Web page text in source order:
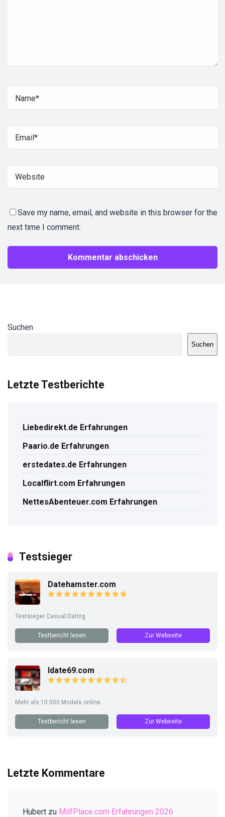
Save my name, email, and website in this browser for the
next time I comment.
Suchen
Suchen
Letzte Testberichte
Liebedirekt.de Erfahrungen
Paario.de Erfahrungen
erstedates.de Erfahrungen
Localflirt.com Erfahrungen
NettesAbenteuer.com Erfahrungen
Testsieger
Datehamster.com
Testsieger Casual Dating
Testbericht lesen Zur Webseite
Idate69.com
Mehr als 10.000 Models online
Testbericht lesen Zur Webseite
Letzte Kommentare
Hubert zu MilfPlace.com Erfahrungen 2026